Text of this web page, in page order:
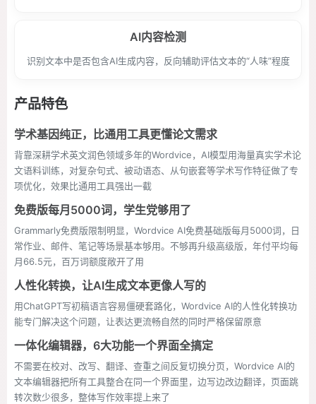
AI内容检测
识别文本中是否包含AI生成内容，反向辅助评估文本的“人味”程度
产品特色
学术基因纯正，比通用工具更懂论文需求
背靠深耕学术英文润色领域多年的Wordvice，AI模型用海量真实学术论
文语料训练，对复杂句式、被动语态、从句嵌套等学术写作特征做了专
项优化，效果比通用工具强出一截
免费版每月5000词，学生党够用了
Grammarly免费版限制明显，Wordvice AI免费基础版每月5000词，日
常作业、邮件、笔记等场景基本够用。不够再升级高级版，年付平均每
月66.5元，百万词额度敞开了用
人性化转换，让AI生成文本更像人写的
用ChatGPT写初稿语言容易僵硬套路化，Wordvice AI的人性化转换功
能专门解决这个问题，让表达更流畅自然的同时严格保留原意
一体化编辑器，6大功能一个界面全搞定
不需要在校对、改写、翻译、查重之间反复切换分页，Wordvice AI的
文本编辑器把所有工具整合在同一个界面里，边写边改边翻译，页面跳
转次数少很多，整体写作效率提上来了